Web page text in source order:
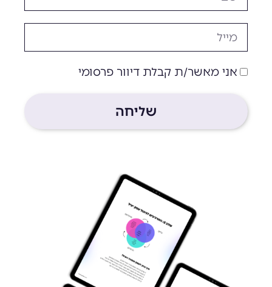
אימייל
הסכמה
אני מאשר/ת קבלת דיוור פרסומי
שליחה